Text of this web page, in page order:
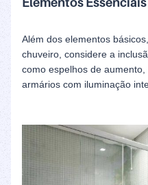
Além dos elementos
chuveiro, considere a
como espelhos de
armários com iluminação